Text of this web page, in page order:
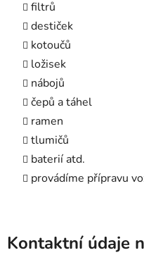
filtrů
destiček
kotoučů
ložisek
nábojů
čepů a táhel
ramen
tlumičů
baterií atd.
provádíme přípravu
Kontaktní údaje